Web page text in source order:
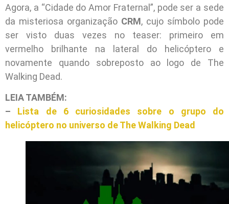
Agora, a “Cidade do Amor Fraternal”, pode ser a sede
da misteriosa organização CRM, cujo símbolo pode
ser visto duas vezes no teaser: primeiro em
vermelho brilhante na lateral do helicóptero e
novamente quando sobreposto ao logo de The
Walking Dead.
LEIA TAMBÉM:
– Lista de 6 curiosidades sobre o grupo do
helicóptero no universo de The Walking Dead